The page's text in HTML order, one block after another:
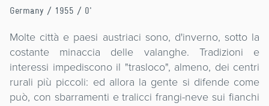
Germany / 1955 / 0'
Molte città e paesi austriaci sono, d'inverno, sotto la
costante minaccia delle valanghe. Tradizioni e
interessi impediscono il "trasloco", almeno, dei centri
rurali più piccoli: ed allora la gente si difende come
può, con sbarramenti e tralicci frangi-neve sui fianchi